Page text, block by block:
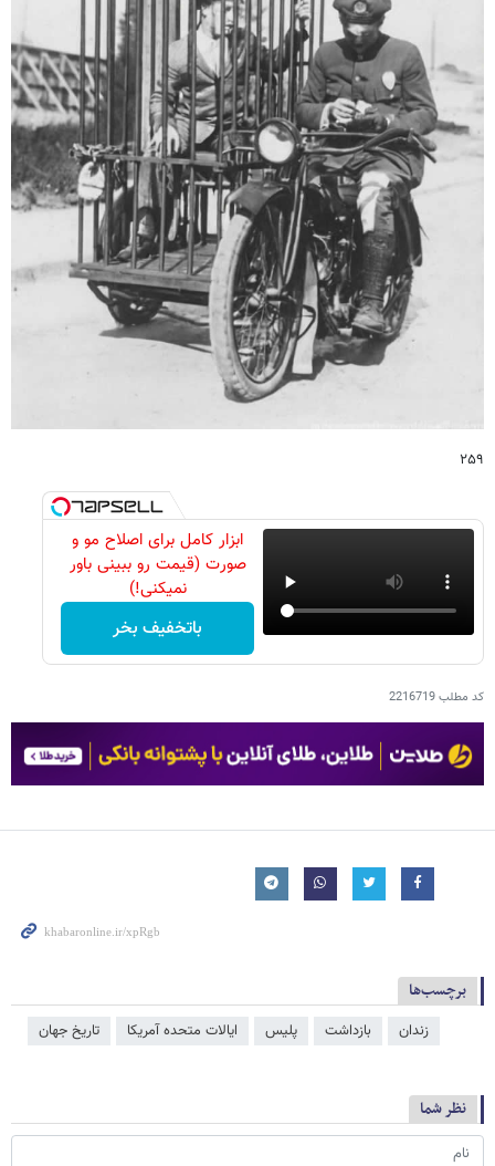
۲۵۹
ابزار کامل برای اصلاح مو و
صورت (قیمت رو ببینی باور
نمیکنی!)
باتخفیف بخر
کد مطلب2216719
برچسب‌ها
زندان بازداشت پلیس ایالات متحده آمریکا تاریخ جهان
نظر شما